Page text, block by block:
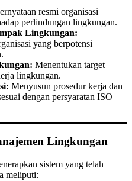
resmi organisasi
perlindungan lingkungan.
Lingkungan:
yang berpotensi
Menentukan target
lingkungan.
Menyusun prosedur kerja dan
dengan persyaratan ISO
Lingkungan
sistem yang telah
meliputi: